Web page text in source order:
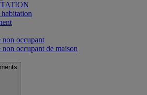
non occupant
occupant de maison